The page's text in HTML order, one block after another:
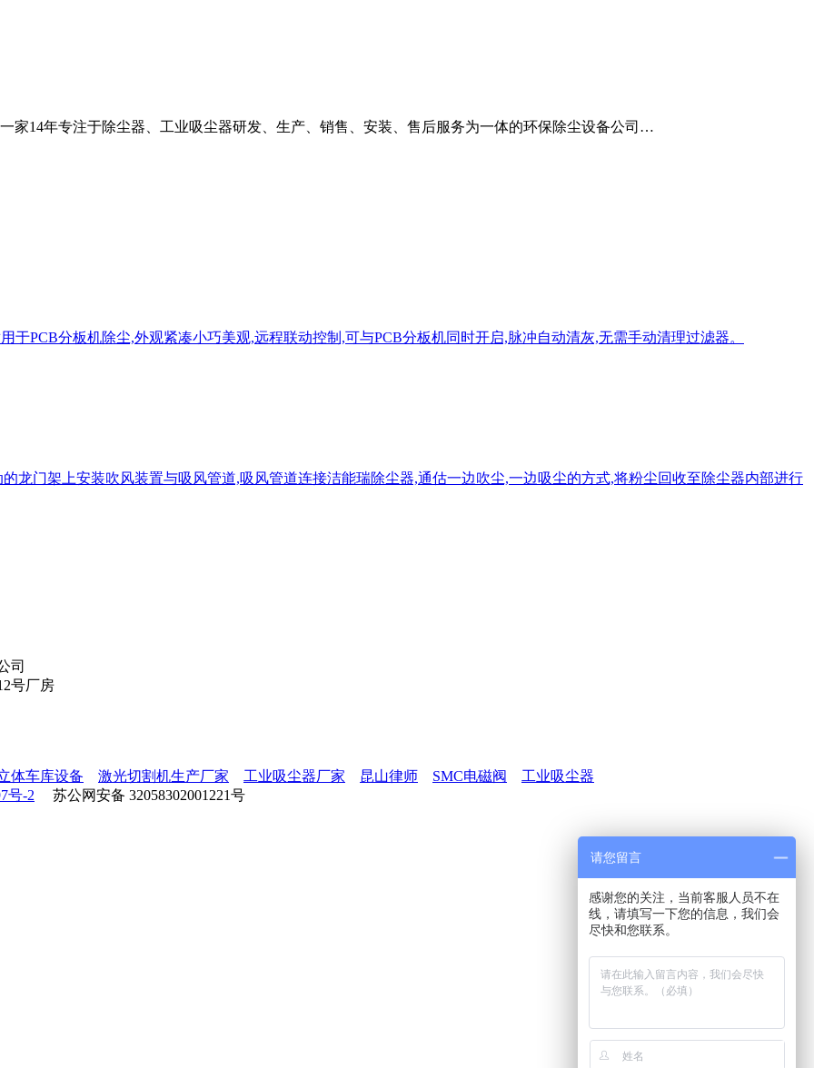
家14年专注于除尘器、工业吸尘器研发、生产、销售、安装、售后服务为一体的环保除尘设备公司…
于PCB分板机除尘,外观紧凑小巧美观,远程联动控制,可与PCB分板机同时开启,脉冲自动清灰,无需手动清理过滤器。
龙门架上安装吹风装置与吸风管道,吸风管道连接洁能瑞除尘器,通估一边吹尘,一边吸尘的方式,将粉尘回收至除尘器内部进行
司
号厂房
体车库设备 激光切割机生产厂家 工业吸尘器厂家 昆山律师 SMC电磁阀
工业吸尘器
号-2 苏公网安备 32058302001221号
请您留言
感谢您的关注，当前客服人员不在
线，请填写一下您的信息，我们会
尽快和您联系。